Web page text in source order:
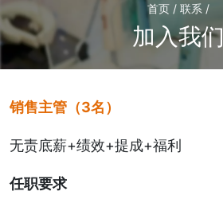
首页 / 联系 /
加入我们
销售主管 （3名）
无责底薪+绩效+提成+福利
任职要求